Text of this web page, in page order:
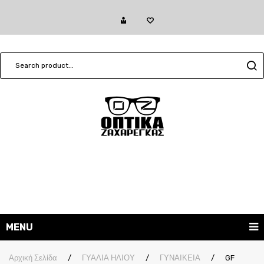
MENU
ΓΥΑΛΙΑ ΗΛΙΟΥ
Αρχική Σελίδα / ΓΥΑΛΙΑ ΗΛΙΟΥ / ΓΥΝΑΙΚΕΙΑ /
GF